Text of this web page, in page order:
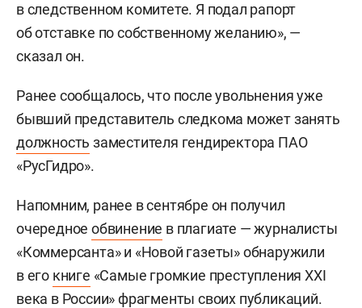
в следственном комитете. Я подал рапорт
об отставке по собственному желанию», —
сказал он.
Ранее сообщалось, что после увольнения уже
бывший представитель следкома может занять
должность заместителя гендиректора ПАО
«РусГидро».
Напомним, ранее в сентябре он получил
очередноеобвинение в плагиате — журналисты
«Коммерсанта» и «Новой газеты» обнаружили
в его книге «Самые громкие преступления XXI
века в России» фрагменты своих публикаций.